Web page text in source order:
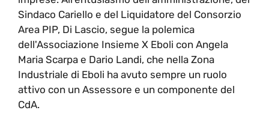
Sindaco Cariello e del Liquidatore del Consorzio
Area PIP, Di Lascio, segue la polemica
dell'Associazione Insieme X Eboli con Angela
Maria Scarpa e Dario Landi, che nella Zona
Industriale di Eboli ha avuto sempre un ruolo
attivo con un Assessore e un componente del
CdA.